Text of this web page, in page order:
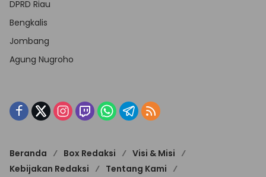
DPRD Riau
Bengkalis
Jombang
Agung Nugroho
Beranda Box Redaksi
Visi & Misi
Kebijakan Redaksi
Tentang Kami